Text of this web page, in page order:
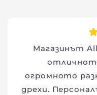
Магазинът
огромното
дрехи.